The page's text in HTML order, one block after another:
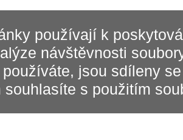
používají k
návštěvnosti
jsou sdíleny
souhlasíte s použitím